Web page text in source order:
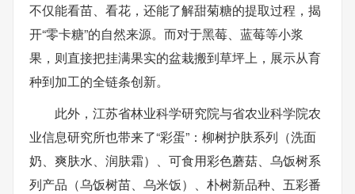
不仅能看苗、看花，还能了解甜菊糖的提取过程，揭
开“零卡糖”的自然来源。而对于黑莓、蓝莓等小浆
果，则直接把挂满果实的盆栽搬到草坪上，展示从育
种到加工的全链条创新。
此外，江苏省林业科学研究院与省农业科学院农
业信息研究所也带来了“彩蛋”：柳树护肤系列（洗面
奶、爽肤水、润肤霜）、可食用彩色蘑菇、乌饭树系
列产品（乌饭树苗、乌米饭）、朴树新品种、五彩番